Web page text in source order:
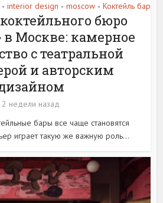
• interior design • moscow • Коктейль бар
бюро
в Москве: камерное
с театральной
и авторским
2 недели назад
бары все чаще становятся
играет такую же важную роль...